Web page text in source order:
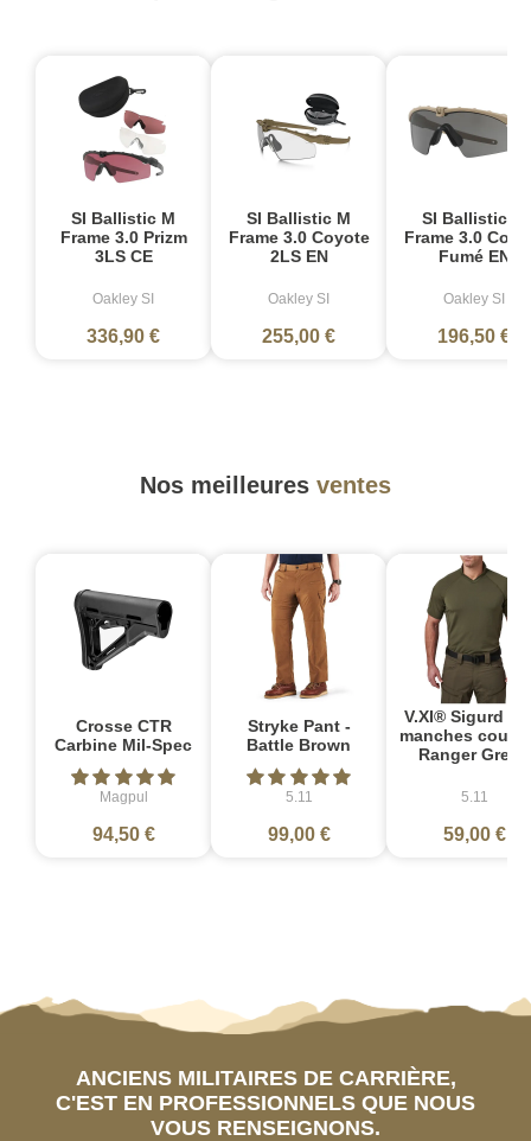
SI Ballistic M
Frame 3.0 Prizm
3LS CE
Oakley SI
336,90 €
SI Ballistic M
Frame 3.0 Coyote
2LS EN
Oakley SI
255,00 €
SI Ballistic M
Frame 3.0
Fumé EN
Oakley SI
196,50 €
Nos meilleures ventes
Crosse CTR
Carbine Mil-Spec
Magpul
94,50 €
Stryke Pant -
Battle Brown
5.11
99,00 €
V.XI® Sigurd
manches
Ranger Green
5.11
59,00 €
ANCIENS MILITAIRES DE CARRIÈRE,
C'EST EN PROFESSIONNELS QUE NOUS
VOUS RENSEIGNONS.